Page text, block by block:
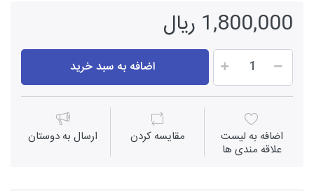
1,800,000 ریال
اضافه به سبد خرید
اضافه به لیست
علاقه مندی ها
مقايسه كردن ارسال به دوستان